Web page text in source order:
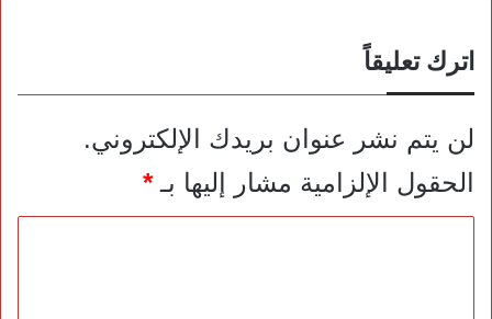
اترك تعليقاً
لن يتم نشر عنوان بريدك الإلكتروني.
الحقول الإلزامية مشار إليها بـ*